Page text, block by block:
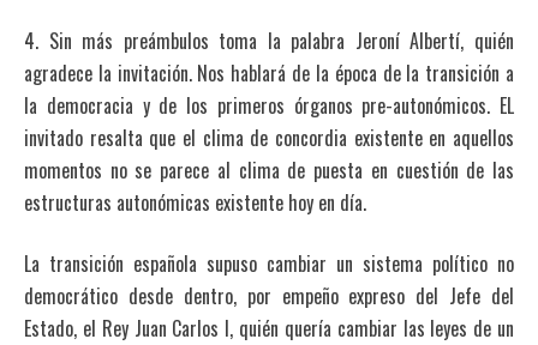
4. Sin más preámbulos toma la palabra Jeroní Albertí, quién
agradece la invitación. Nos hablará de la época de la transición a
la democracia y de los primeros órganos pre-autonómicos. EL
invitado resalta que el clima de concordia existente en aquellos
momentos no se parece al clima de puesta en cuestión de las
estructuras autonómicas existente hoy en día.
La transición española supuso cambiar un sistema político no
democrático desde dentro, por empeño expreso del Jefe del
Estado, el Rey Juan Carlos I, quién quería cambiar las leyes de un